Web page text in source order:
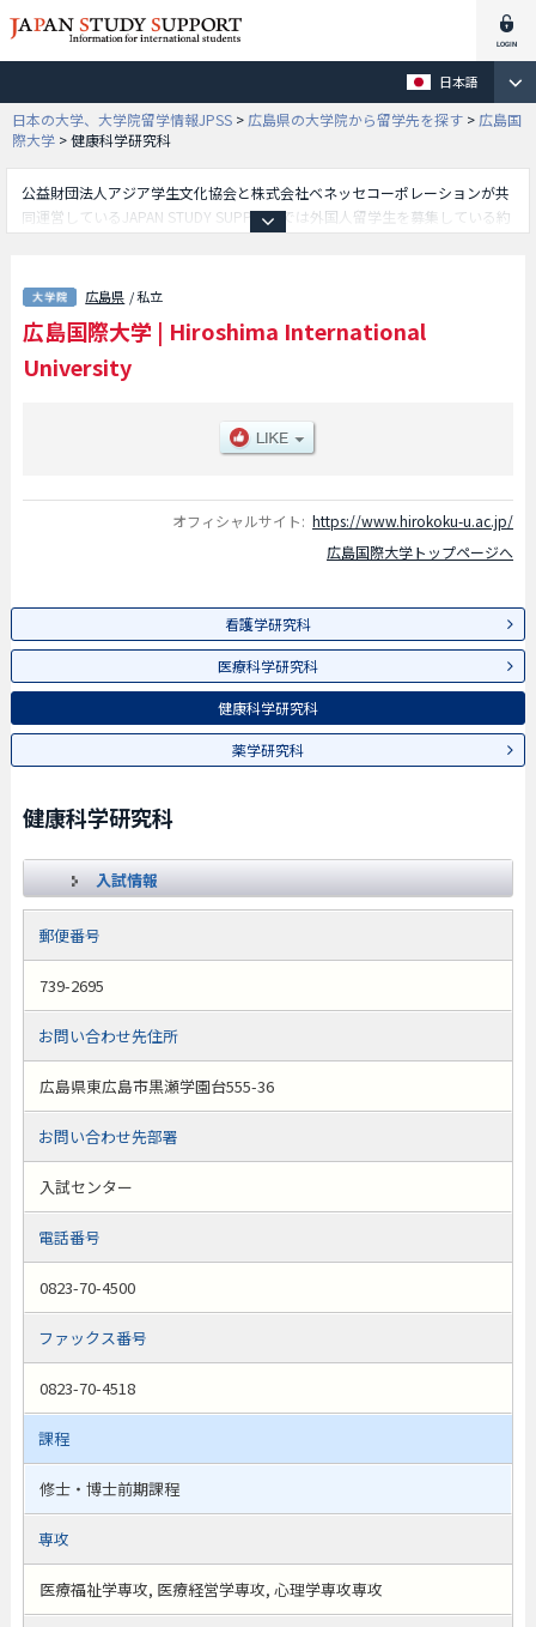
日本語
日本の大学、大学院留学情報JPSS > 広島県の大学院から留学先を探す > 広島国
際大学 >健康科学研究科
公益財団法人アジア学生文化協会と株式会社ベネッセコーポレーションが共
同運営しているJAPAN STUDY SUPPORTでは外国人留学生を募集している約
医療科学研究科や健康科学研究科や薬学研究科等、研究科別情報や、募集定
員や合格者数など入試情報、施設案内、アクセスなど外国人留学生に必要な
情報を掲載しているので是非ご利用ください。
広島県 / 私立
広島国際大学 | Hiroshima International
University
オフィシャルサイト: https://www.hirokoku-u.ac.jp/
広島国際大学トップページへ
看護学研究科
医療科学研究科
健康科学研究科
薬学研究科
健康科学研究科
入試情報
郵便番号
739-2695
お問い合わせ先住所
広島県東広島市黒瀬学園台555-36
お問い合わせ先部署
入試センター
電話番号
0823-70-4500
ファックス番号
0823-70-4518
課程
修士・博士前期課程
専攻
医療福祉学専攻, 医療経営学専攻, 心理学専攻専攻